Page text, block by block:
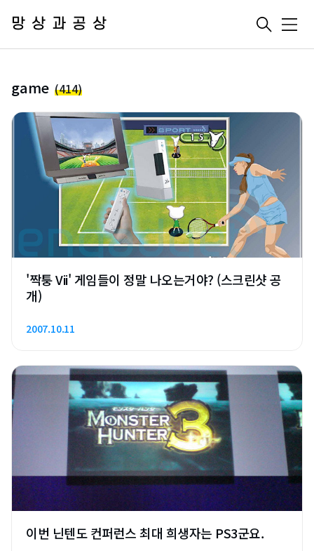
망상과공상 메
game (414)
'짝퉁 Vii' 게임들이 정말 나오는거야? (스크린샷 공
개)
2007.10.11
이번 닌텐도 컨퍼런스 최대 희생자는 PS3군요.